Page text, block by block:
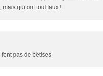
mais qui ont tout faux !
pas de bêtises